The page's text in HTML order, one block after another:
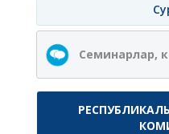
Семинарлар,